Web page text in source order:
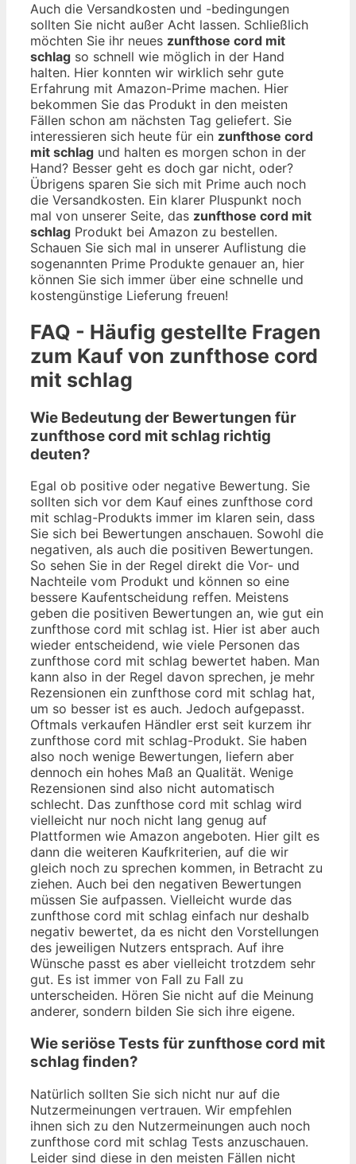
Auch die Versandkosten und -bedingungen
sollten Sie nicht außer Acht lassen. Schließlich
möchten Sie ihr neues zunfthose cord mit
schlag so schnell wie möglich in der Hand
halten. Hier konnten wir wirklich sehr gute
Erfahrung mit Amazon-Prime machen. Hier
bekommen Sie das Produkt in den meisten
Fällen schon am nächsten Tag geliefert. Sie
interessieren sich heute für ein zunfthose cord
mit schlag und halten es morgen schon in der
Hand? Besser geht es doch gar nicht, oder?
Übrigens sparen Sie sich mit Prime auch noch
die Versandkosten. Ein klarer Pluspunkt noch
mal von unserer Seite, das zunfthose cord mit
schlag Produkt bei Amazon zu bestellen.
Schauen Sie sich mal in unserer Auflistung die
sogenannten Prime Produkte genauer an, hier
können Sie sich immer über eine schnelle und
kostengünstige Lieferung freuen!
FAQ - Häufig gestellte Fragen
zum Kauf von zunfthose cord
mit schlag
Wie Bedeutung der Bewertungen für
zunfthose cord mit schlag richtig
deuten?
Egal ob positive oder negative Bewertung. Sie
sollten sich vor dem Kauf eines zunfthose cord
mit schlag-Produkts immer im klaren sein, dass
Sie sich bei Bewertungen anschauen. Sowohl die
negativen, als auch die positiven Bewertungen.
So sehen Sie in der Regel direkt die Vor- und
Nachteile vom Produkt und können so eine
bessere Kaufentscheidung reffen. Meistens
geben die positiven Bewertungen an, wie gut ein
zunfthose cord mit schlag ist. Hier ist aber auch
wieder entscheidend, wie viele Personen das
zunfthose cord mit schlag bewertet haben. Man
kann also in der Regel davon sprechen, je mehr
Rezensionen ein zunfthose cord mit schlag hat,
um so besser ist es auch. Jedoch aufgepasst.
Oftmals verkaufen Händler erst seit kurzem ihr
zunfthose cord mit schlag-Produkt. Sie haben
also noch wenige Bewertungen, liefern aber
dennoch ein hohes Maß an Qualität. Wenige
Rezensionen sind also nicht automatisch
schlecht. Das zunfthose cord mit schlag wird
vielleicht nur noch nicht lang genug auf
Plattformen wie Amazon angeboten. Hier gilt es
dann die weiteren Kaufkriterien, auf die wir
gleich noch zu sprechen kommen, in Betracht zu
ziehen. Auch bei den negativen Bewertungen
müssen Sie aufpassen. Vielleicht wurde das
zunfthose cord mit schlag einfach nur deshalb
negativ bewertet, da es nicht den Vorstellungen
des jeweiligen Nutzers entsprach. Auf ihre
Wünsche passt es aber vielleicht trotzdem sehr
gut. Es ist immer von Fall zu Fall zu
unterscheiden. Hören Sie nicht auf die Meinung
anderer, sondern bilden Sie sich ihre eigene.
Wie seriöse Tests für zunfthose cord mit
schlag finden?
Natürlich sollten Sie sich nicht nur auf die
Nutzermeinungen vertrauen. Wir empfehlen
ihnen sich zu den Nutzermeinungen auch noch
zunfthose cord mit schlag Tests anzuschauen.
Leider sind diese in den meisten Fällen nicht